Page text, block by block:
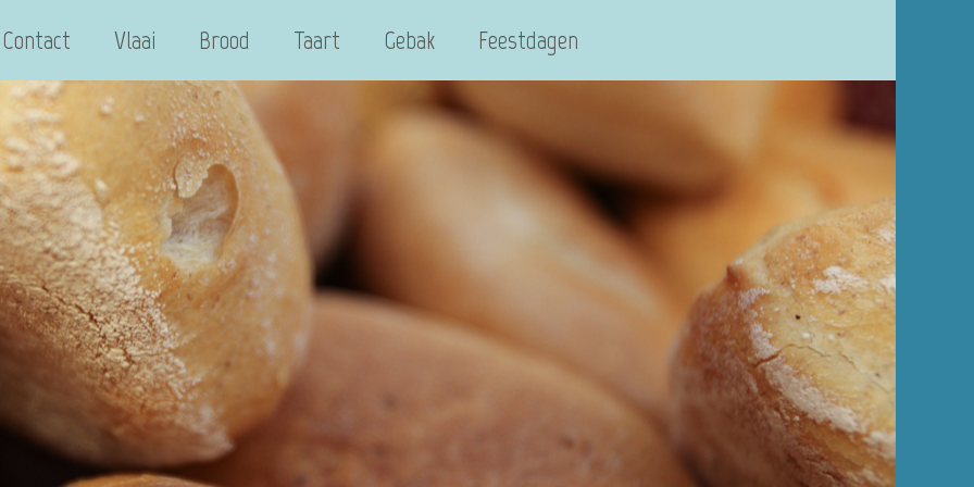
Contact Vlaai Brood Taart Gebak Feestdagen